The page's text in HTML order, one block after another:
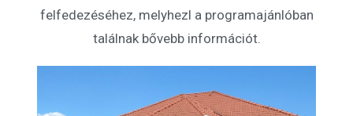
felfedezéséhez, melyhezl a programajánlóban
találnak bővebb információt.